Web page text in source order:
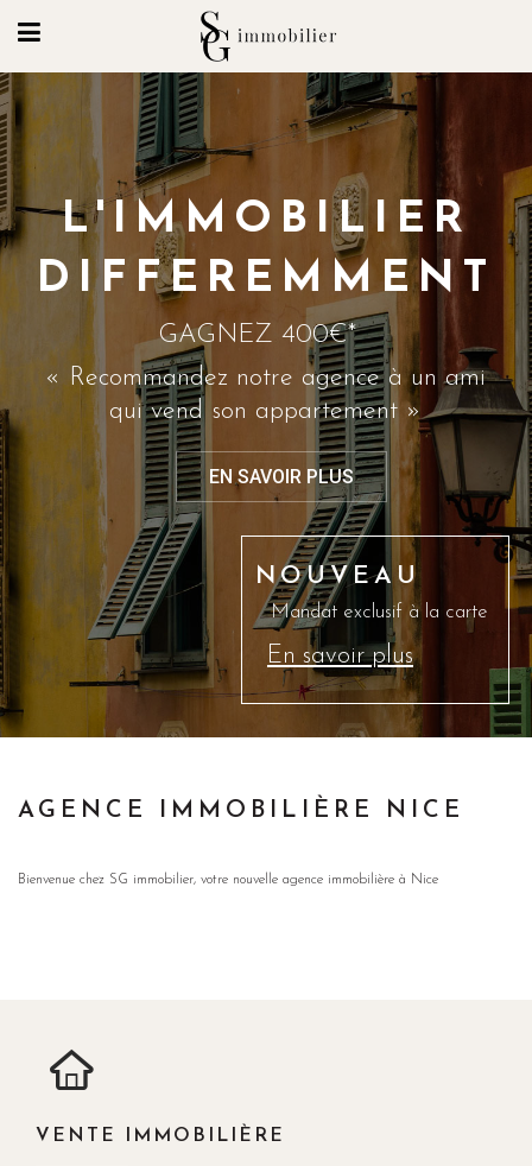
AGENCE IMMOBILIÈRE NICE
Bienvenue chez SG immobilier, votre nouvelle agence immobilière à Nice
VENTE IMMOBILIÈRE